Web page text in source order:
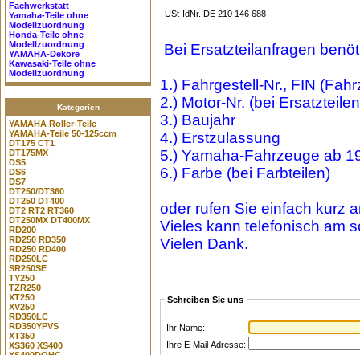
Fachwerkstatt
Yamaha-Teile ohne
Modellzuordnung
Honda-Teile ohne
Modellzuordnung
YAMAHA-Dekore
Kawasaki-Teile ohne
Modellzuordnung
Kategorien
YAMAHA Roller-Teile
YAMAHA-Teile 50-125ccm
DT175 CT1
DT175MX
DS5
DS6
DS7
DT250/DT360
DT250 DT400
DT2 RT2 RT360
DT250MX DT400MX
RD200
RD250 RD350
RD250 RD400
RD250LC
SR250SE
TY250
TZR250
XT250
XV250
RD350LC
RD350YPVS
XT350
XS360 XS400
USt-IdNr. DE 210 146 688
Bei Ersatzteilanfragen
1.) Fahrgestell-Nr., FIN
2.) Motor-Nr. (bei
3.) Baujahr
4.) Erstzulassung
5.) Yamaha-Fahrzeuge ab
6.) Farbe (bei Farbteilen)
oder rufen Sie einfach kurz
Vieles kann telefonisch am
Vielen Dank.
Schreiben Sie uns
Ihr Name:
Ihre E-Mail Adresse: